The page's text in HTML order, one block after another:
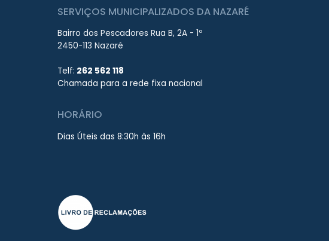
SERVIÇOS MUNICIPALIZADOS DA NAZARÉ
Bairro dos Pescadores Rua B, 2A - 1º
2450-113 Nazaré
Telf: 262 562 118
Chamada para a rede fixa nacional
HORÁRIO
Dias Úteis das 8:30h às 16h